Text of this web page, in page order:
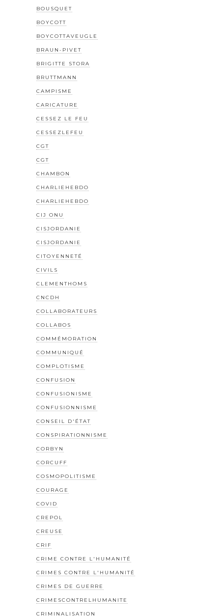
BOUSQUET
BOYCOTT
BOYCOTTAVEUGLE
BRAUN-PIVET
BRIGITTE STORA
BRUTTMANN
CAMPISME
CARICATURE
CESSEZ LE FEU
CESSEZLEFEU
CGT
CGT
CHAMBON
CHARLIEHEBDO
CHARLIEHEBDO
CIJ ONU
CISJORDANIE
CISJORDANIE
CITOYENNETÉ
CIVILS
CLEMENTHOMS
CNCDH
COLLABORATEURS
COLLABOS
COMMÉMORATION
COMMUNIQUÉ
COMPLOTISME
CONFUSION
CONFUSIONISME
CONFUSIONNISME
CONSEIL D'ÉTAT
CONSPIRATIONNISME
CORBYN
CORCUFF
COSMOPOLITISME
COURAGE
COVID
CREPOL
CREUSE
CRIF
CRIME CONTRE L'HUMANITÉ
CRIMES CONTRE L'HUMANITÉ
CRIMES DE GUERRE
CRIMESCONTRELHUMANITE
CRIMINALISATION